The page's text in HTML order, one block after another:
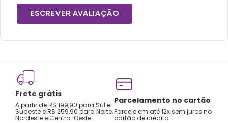
ESCREVER AVALIAÇÃO
Frete grátis
A partir de R$ 199,90 para Sul e
Sudeste e R$ 259,90 para Norte,
Nordeste e Centro-Oeste
Parcelamento no cartão
Parcele em até 12x sem juros no
cartão de crédito